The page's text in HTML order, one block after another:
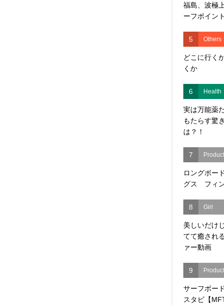
福島、波極
ーフポイント
5 Others
どこに行く
くか
6 Health
実は万能薬
もたらす驚
は？！
7
ロングボー
グス フィ
8 Girl
美しいだけ
てて癒され
ァー動画
9
サーフボー
スタビ【